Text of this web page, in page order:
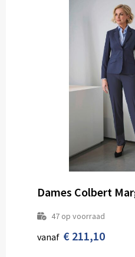
47op voorraad
vanaf € 211,10